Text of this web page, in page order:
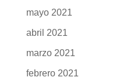
octubre 2021
septiembre 2021
agosto 2021
julio 2021